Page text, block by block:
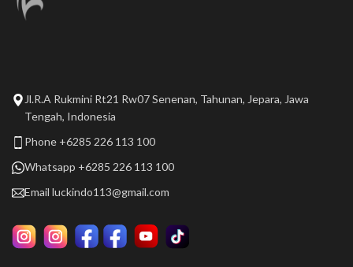
Jl.R.A Rukmini Rt21 Rw07 Senenan, Tahunan, Jepara, Jawa
Tengah, Indonesia
Phone +6285 226 113 100
Whatsapp +6285 226 113 100
Email luckindo113@gmail.com